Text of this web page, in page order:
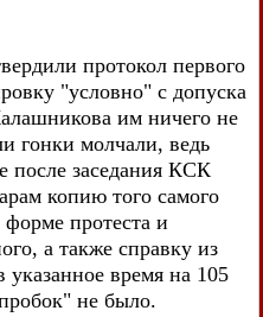
протокол первого
"условно" с допуска
им ничего не
гонки молчали, ведь
после заседания КСК
копию того самого
форме протеста и
а также справку из
время на 105
не было.